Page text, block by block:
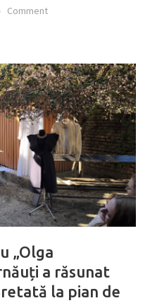
Comment
„Olga
a răsunat
la pian de